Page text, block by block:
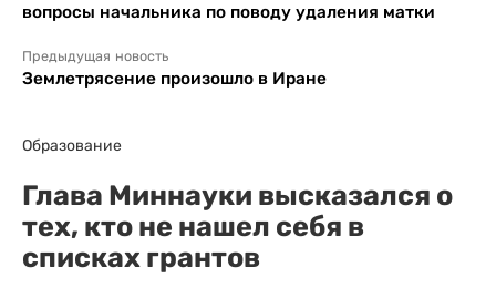
вопросы начальника по поводу удаления матки
Предыдущая новость
Землетрясение произошло в Иране
Образование
Глава Миннауки высказался о
тех, кто не нашел себя в
списках грантов